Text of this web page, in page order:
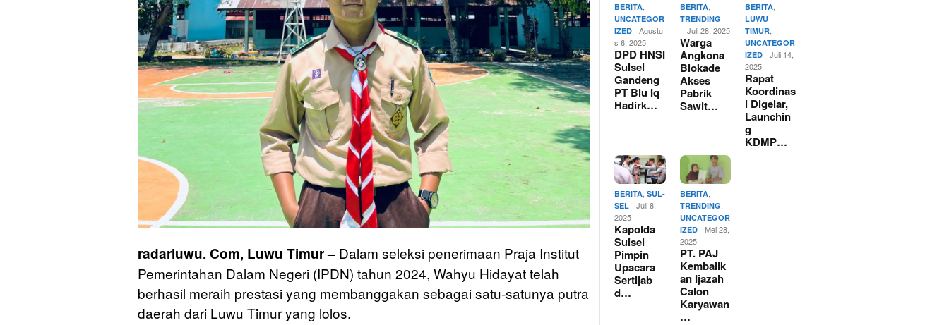
radarluwu. Com, Luwu Timur – Dalam seleksi penerimaan Praja Institut
Pemerintahan Dalam Negeri (IPDN) tahun 2024, Wahyu Hidayat telah
berhasil meraih prestasi yang membanggakan sebagai satu-satunya putra
daerah dari Luwu Timur yang lolos.
BERITA,
UNCATEGOR
IZED
Agustu
s 6, 2025
DPD HNSI
Sulsel
Gandeng
PT Blu Iq
Hadirk…
BERITA,
TRENDING
Juli 28, 2025
Warga
Angkona
Blokade
Akses
Pabrik
Sawit…
BERITA,
LUWU
TIMUR,
UNCATEGOR
IZED
Juli 14,
2025
Rapat
Koordinas
i Digelar,
Launchin
g
KDMP…
BERITA ,SUL-
SEL
Juli 8,
2025
Kapolda
Sulsel
Pimpin
Upacara
Sertijab
d…
BERITA,
TRENDING
UNCATEGOR
IZED
Mei 28,
2025
PT. PAJ
Kembalik
an Ijazah
Calon
Karyawan
…